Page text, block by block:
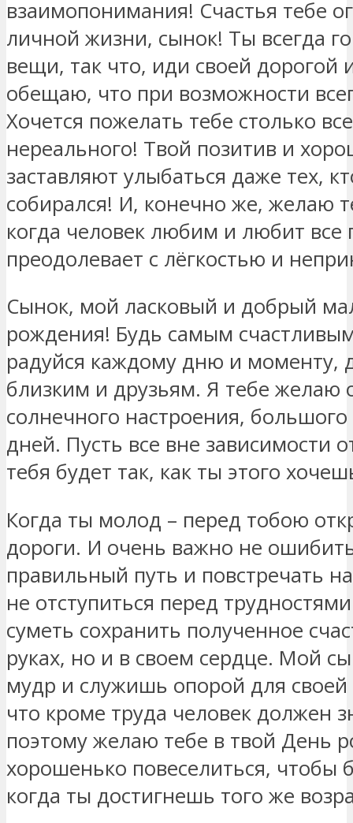
взаимопонимания! Счастья тебе
личной жизни, сынок! Ты всегда
вещи, так что, иди своей дорогой
обещаю, что при возможности
Хочется пожелать тебе столько
нереального! Твой позитив и
заставляют улыбаться даже тех,
собирался! И, конечно же, желаю
когда человек любим и любит все
преодолевает с лёгкостью и
Сынок, мой ласковый и добрый
рождения! Будь самым
радуйся каждому дню и моменту,
близким и друзьям. Я тебе желаю
солнечного настроения, большого
дней. Пусть все вне зависимости
тебя будет так, как ты этого
Когда ты молод – перед тобою
дороги. И очень важно не
правильный путь и повстречать
не отступиться перед
суметь сохранить полученное
руках, но и в своем сердце. Мой
мудр и служишь опорой для
что кроме труда человек должен
поэтому желаю тебе в твой День
хорошенько повеселиться, чтобы
когда ты достигнешь того же